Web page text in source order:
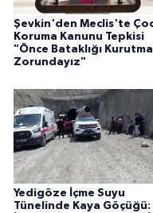
Şevkin'den Meclis'te
Koruma Kanunu Tepkisi
"Önce Bataklığı
Zorundayız"
Yedigöze İçme Suyu
Tünelinde Kaya Göçüğü: